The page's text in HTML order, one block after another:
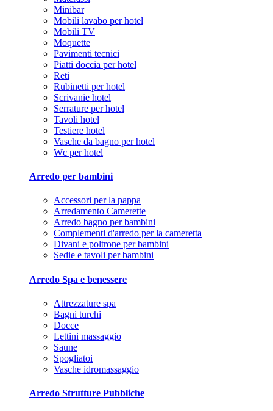
Minibar
Mobili lavabo per hotel
Mobili TV
Moquette
Pavimenti tecnici
Piatti doccia per hotel
Reti
Rubinetti per hotel
Scrivanie hotel
Serrature per hotel
Tavoli hotel
Testiere hotel
Vasche da bagno per hotel
Wc per hotel
Arredo per bambini
Accessori per la pappa
Arredamento Camerette
Arredo bagno per bambini
Complementi d'arredo per la cameretta
Divani e poltrone per bambini
Sedie e tavoli per bambini
Arredo Spa e benessere
Attrezzature spa
Bagni turchi
Docce
Lettini massaggio
Saune
Spogliatoi
Vasche idromassaggio
Arredo Strutture Pubbliche